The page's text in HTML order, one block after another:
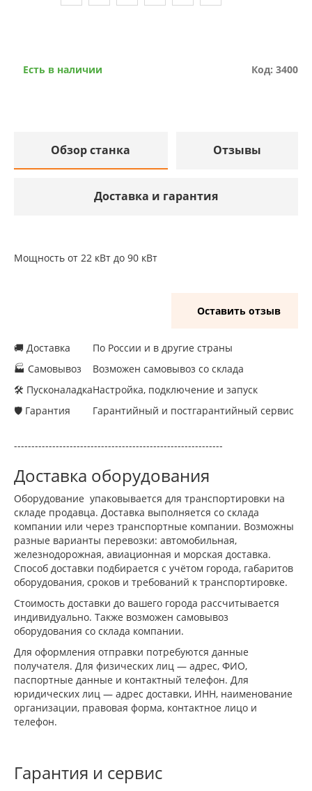
Есть в наличии Код: 3400
Обзор станка Отзывы
Доставка и гарантия
Мощность от 22 кВт до 90 кВт
Оставить отзыв
🚚 Доставка
🏭 Самовывоз
🛠 Пусконаладка
🛡 Гарантия
По России и в другие страны
Возможен самовывоз со склада
Настройка, подключение и запуск
Гарантийный и постгарантийный сервис
------------------------------------------------------------
Доставка оборудования
Оборудование упаковывается для транспортировки на
складе продавца. Доставка выполняется со склада
компании или через транспортные компании. Возможны
разные варианты перевозки: автомобильная,
железнодорожная, авиационная и морская доставка.
Способ доставки подбирается с учётом города, габаритов
оборудования, сроков и требований к транспортировке.
Стоимость доставки до вашего города рассчитывается
индивидуально. Также возможен самовывоз
оборудования со склада компании.
Для оформления отправки потребуются данные
получателя. Для физических лиц — адрес, ФИО,
паспортные данные и контактный телефон. Для
юридических лиц — адрес доставки, ИНН, наименование
организации, правовая форма, контактное лицо и
телефон.
Гарантия и сервис